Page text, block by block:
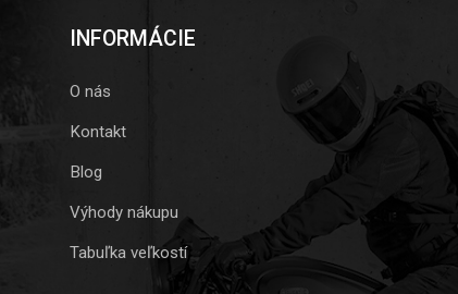
INFORMÁCIE
O nás
Kontakt
Blog
Výhody nákupu
Tabuľka veľkostí